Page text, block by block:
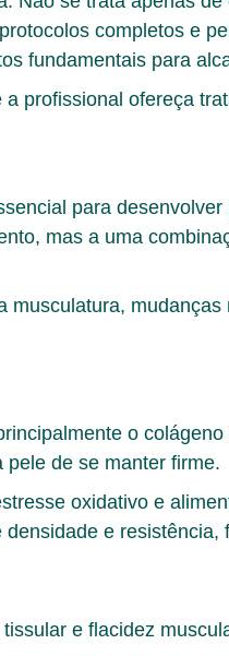
protocolos completos e
fundamentais para
profissional ofereça
para
mas a uma
o
de se manter firme.
oxidativo e
e
e flacidez